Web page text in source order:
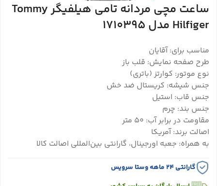
ساعت مچی مردانه تامی هیلفیگر Tommy
Hilfiger مدل 1710395
مناسب برای: آقایان
طرح صفحه نمایش: قلب باز
نوع موتور: کوارتز (باتری)
جنس شیشه: کریستال ضد خش
جنس قاب: استیل
جنس بند: چرم
مقاومت در برابر آب: ۵۰ متر
اصالت برند: آمریکا
به همراه: جعبه اورجینال، گارانتی بین‌المللی اصالت کالا
گارانتی ۲۴ ماهه وستا سرویس